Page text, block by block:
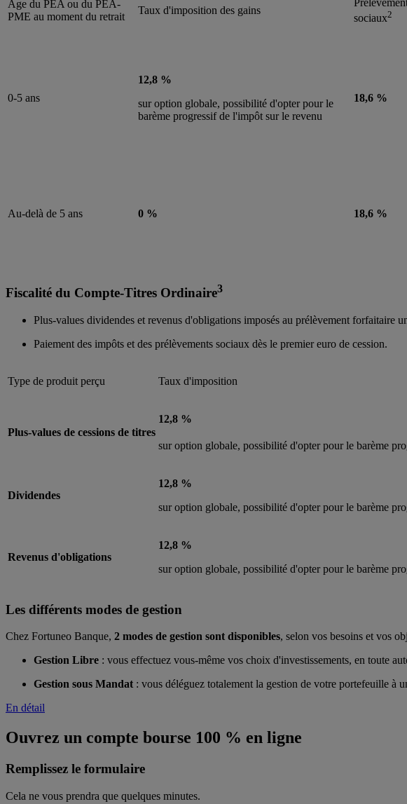
Âge du PEA ou du PEA-
PME au moment du retrait
Taux d'imposition des gains
sociaux2
0-5 ans
12,8 %
sur option globale, possibilité d'opter pour le
barème progressif de l'impôt sur le revenu
18,6 %
Au-delà de 5 ans 0 % 18,6 %
Fiscalité du Compte-Titres Ordinaire3
Plus-values dividendes et revenus d'obligations imposés au prélèvement forfaitaire
Paiement des impôts et des prélèvements sociaux dès le premier euro de cession.
Type de produit perçu Taux d'imposition
Plus-values de cessions de titres
12,8 %
sur option globale, possibilité d'opter pour le barème
Dividendes
12,8 %
sur option globale, possibilité d'opter pour le barème
Revenus d'obligations
12,8 %
sur option globale, possibilité d'opter pour le barème
Les différents modes de gestion
Chez Fortuneo Banque, 2 modes de gestion sont disponibles, selon vos besoins et vos
Gestion Libre : vous effectuez vous-même vos choix d'investissements, en toute
Gestion sous Mandat : vous déléguez totalement la gestion de votre portefeuille à
En détail
Ouvrez un compte bourse 100 % en ligne
Remplissez le formulaire
Cela ne vous prendra que quelques minutes.